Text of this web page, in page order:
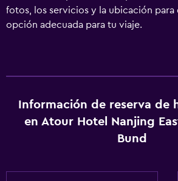
fotos, los servicios y la ubicación para
opción adecuada para tu viaje.
Información de reserva de
en Atour Hotel Nanjing
Bund